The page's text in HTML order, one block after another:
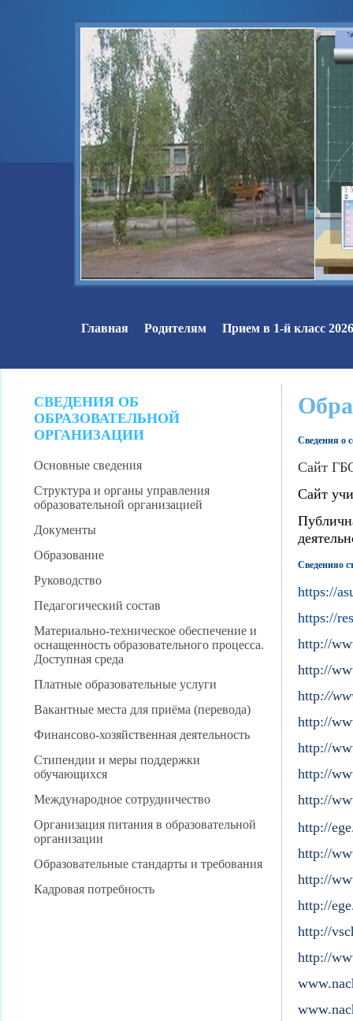
Главная Родителям Прием в 1-й класс
СВЕДЕНИЯ ОБ
ОБРАЗОВАТЕЛЬНОЙ
ОРГАНИЗАЦИИ
Основные сведения
Структура и органы управления
образовательной организацией
Документы
Образование
Руководство
Педагогический состав
Материально-техническое обеспечение и
оснащенность образовательного процесса.
Доступная среда
Платные образовательные услуги
Вакантные места для приёма (перевода)
Финансово-хозяйственная деятельность
Стипендии и меры поддержки
обучающихся
Международное сотрудничество
Организация питания в образовательной
организации
Образовательные стандарты и требования
Кадровая потребность
Сведения о
Сайт
Сайт
Сведенияо
https://
https://
http://
http://
http://
http://
http://
http://
http://
http://
http://
http://
http://
http://
http://